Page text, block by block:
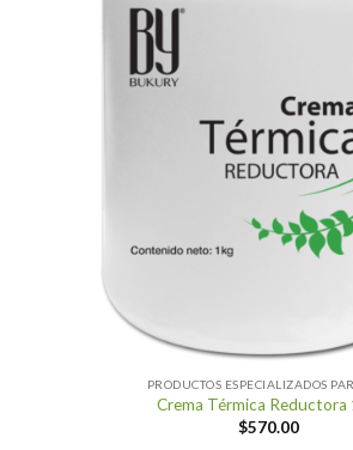
PRODUCTOS ESPECIALIZADOS
Crema Térmica Reductora
$570.00